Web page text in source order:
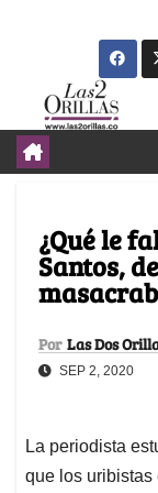
¿Qué le
Santos,
Por Las Dos
SEP 2, 2020
La periodista
que los uribistas